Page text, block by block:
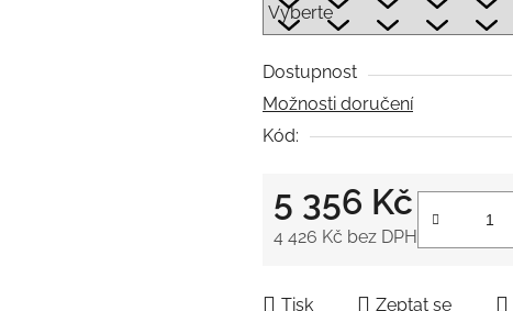
Dostupnost
Možnosti doručení
Kód:
5 356 Kč
4 426 Kč bez DPH
Tisk Zeptat se